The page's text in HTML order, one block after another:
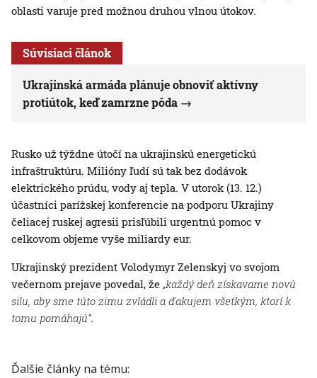
oblasti varuje pred možnou druhou vlnou útokov.
Súvisiaci článok
Ukrajinská armáda plánuje obnoviť aktívny
protiútok, keď zamrzne pôda
Rusko už týždne útočí na ukrajinskú energetickú
infraštruktúru. Milióny ľudí sú tak bez dodávok
elektrického prúdu, vody aj tepla. V utorok (13. 12.)
účastníci parížskej konferencie na podporu Ukrajiny
čeliacej ruskej agresii prisľúbili urgentnú pomoc v
celkovom objeme vyše miliardy eur.
Ukrajinský prezident Volodymyr Zelenskyj vo svojom
večernom prejave povedal, že „každý deň získavame novú
silu, aby sme túto zimu zvládli a ďakujem všetkým, ktorí k
tomu pomáhajú“.
Ďalšie články na tému: